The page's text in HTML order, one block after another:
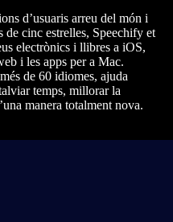
d’usuaris arreu del món i
de cinc estrelles, Speechify et
electrònics i llibres a iOS,
i les apps per a Mac.
de 60 idiomes, ajuda
temps, millorar la
manera totalment nova.